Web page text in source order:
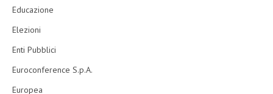
Educazione
Elezioni
Enti Pubblici
Euroconference S.p.A.
Europea